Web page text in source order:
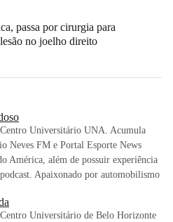
passa por cirurgia para
no joelho direito
Universitário UNA. Acumula
Neves FM e Portal Esporte News
América, além de possuir experiência
Apaixonado por automobilismo
Universitário de Belo Horizonte